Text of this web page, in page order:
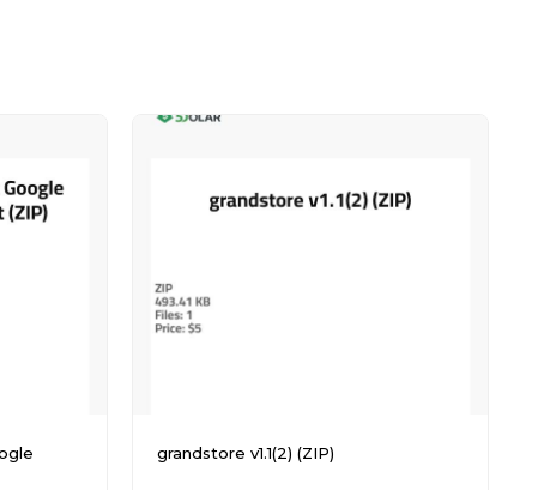
grandstore v1.1(2) (ZIP)